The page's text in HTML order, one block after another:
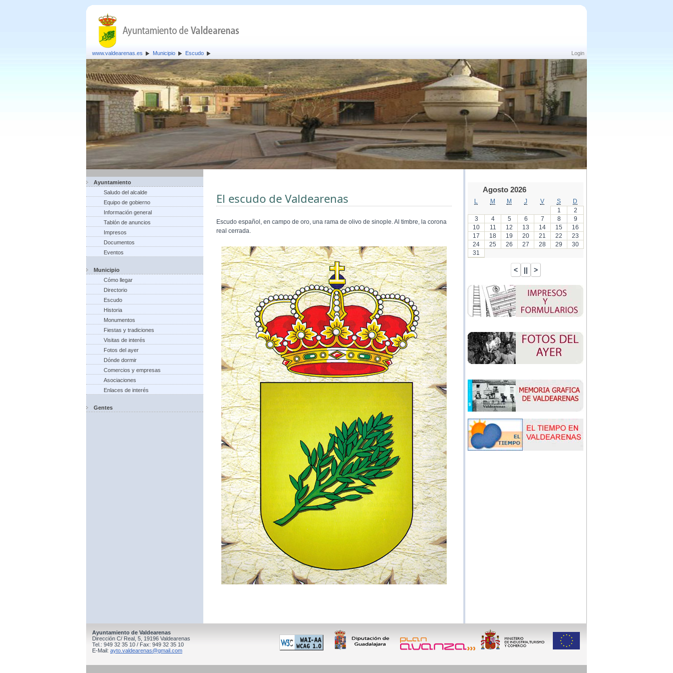
Login
www.valdearenas.es Municipio Escudo
Ayuntamiento
Saludo del alcalde
Equipo de gobierno
Información general
Tablón de anuncios
Impresos
Documentos
Eventos
Municipio
Cómo llegar
Directorio
Escudo
Historia
Monumentos
Fiestas y tradiciones
Visitas de interés
Fotos del ayer
Dónde dormir
Comercios y empresas
Asociaciones
Enlaces de interés
Gentes
El escudo de Valdearenas
Escudo español, en campo de oro, una rama de olivo de sinople. Al timbre, la corona
real cerrada.
Agosto 2026
M M J V S
D
1
2
3
4 5 6 7 8
9
10
11 12 13 14 15
16
17
18 19 20 21 22
23
24
25 26 27 28 29
30
31
Ayuntamiento de Valdearenas
Dirección C/ Real, 5, 19196 Valdearenas
Tel.: 949 32 35 10 / Fax: 949 32 35 10
E-Mail: ayto.valdearenas@gmail.com